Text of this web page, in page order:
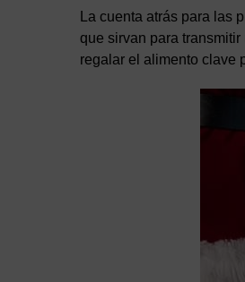
La cuenta atrás para las
que sirvan para
regalar el alimento clave